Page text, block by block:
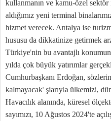
kullanmanın ve kamu-özel
aldığımız yeni terminal
hizmet verecek. Antalya ise
hususu da dikkatinize getirmek
Türkiye'nin bu avantajlı
yılda çok büyük yatırımlar
Cumhurbaşkanı Erdoğan,
kalmayacak' şiarıyla ülkemizi,
Havacılık alanında, küresel
sayımızı, 10 Ağustos 2024'te